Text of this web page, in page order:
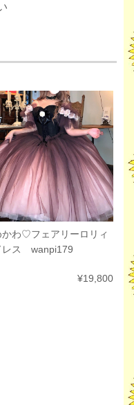
かわ♡フェアリーロリィ
レス wanpi179
¥19,800